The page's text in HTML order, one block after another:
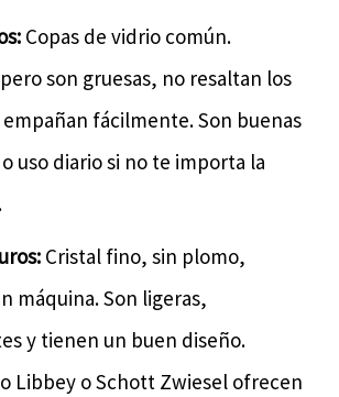
Copas de vidrio común.
son gruesas, no resaltan los
empañan fácilmente. Son buenas
uso diario si no te importa la
Cristal fino, sin plomo,
máquina. Son ligeras,
y tienen un buen diseño.
Libbey o Schott Zwiesel ofrecen